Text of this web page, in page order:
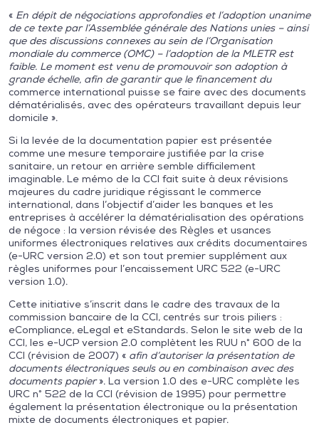
« En dépit de négociations approfondies et l’adoption unanime
de ce texte par l’Assemblée générale des Nations unies – ainsi
que des discussions connexes au sein de l’Organisation
mondiale du commerce (OMC) – l’adoption de la MLETR est
faible. Le moment est venu de promouvoir son adoption à
grande échelle, afin de garantir que le financement du
commerce international puisse se faire avec des documents
dématérialisés, avec des opérateurs travaillant depuis leur
domicile ».
Si la levée de la documentation papier est présentée
comme une mesure temporaire justifiée par la crise
sanitaire, un retour en arrière semble difficilement
imaginable. Le mémo de la CCI fait suite à deux révisions
majeures du cadre juridique régissant le commerce
international, dans l’objectif d’aider les banques et les
entreprises à accélérer la dématérialisation des opérations
de négoce : la version révisée des Règles et usances
uniformes électroniques relatives aux crédits documentaires
(e-URC version 2.0) et son tout premier supplément aux
règles uniformes pour l’encaissement URC 522 (e-URC
version 1.0).
Cette initiative s’inscrit dans le cadre des travaux de la
commission bancaire de la CCI, centrés sur trois piliers :
eCompliance, eLegal et eStandards. Selon le site web de la
CCI, les e-UCP version 2.0 complètent les RUU n° 600 de la
CCI (révision de 2007) « afin d’autoriser la présentation de
documents électroniques seuls ou en combinaison avec des
documents papier». La version 1.0 des e-URC complète les
URC n° 522 de la CCI (révision de 1995) pour permettre
également la présentation électronique ou la présentation
mixte de documents électroniques et papier.